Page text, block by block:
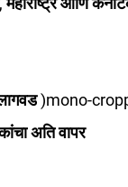
लागवड )mono-
अति वापर